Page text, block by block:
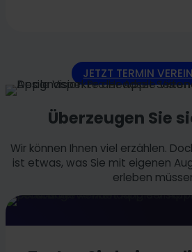
JETZT TERMIN
Überzeugen Sie
Wir können Ihnen viel erzählen.
ist etwas, was Sie mit eigenen
erleben